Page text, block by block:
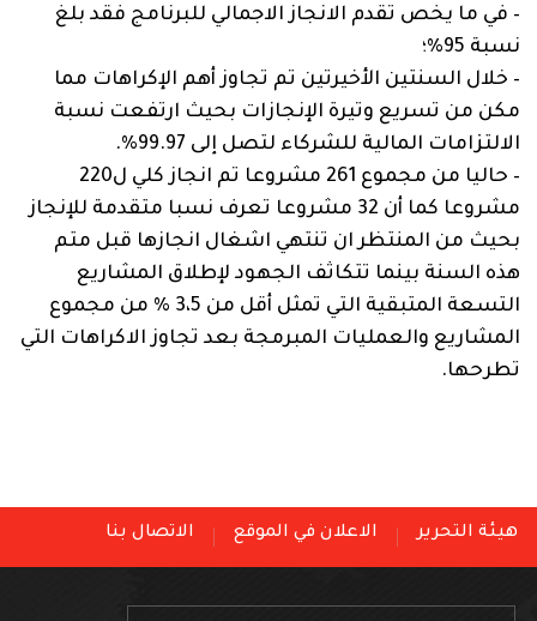
– في ما يخص تقدم الانجاز الاجمالي للبرنامج فقد بلغ
نسبة 95%؛
– خلال السنتين الأخيرتين تم تجاوز أهم الإكراهات مما
مكن من تسريع وتيرة الإنجازات بحيث ارتفعت نسبة
الالتزامات المالية للشركاء لتصل إلى 99.97%.
– حاليا من مجموع 261 مشروعا تم انجاز كلي ل220
مشروعا كما أن 32 مشروعا تعرف نسبا متقدمة للإنجاز
بحيث من المنتظر ان تنتهي اشغال انجازها قبل متم
هذه السنة بينما تتكاثف الجهود لإطلاق المشاريع
التسعة المتبقية التي تمثل أقل من 3،5 % من مجموع
المشاريع والعمليات المبرمجة بعد تجاوز الاكراهات التي
تطرحها.
هيئة التحرير الاعلان في الموقع الاتصال بنا